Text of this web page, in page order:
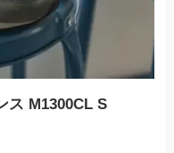
ス M1300CL S